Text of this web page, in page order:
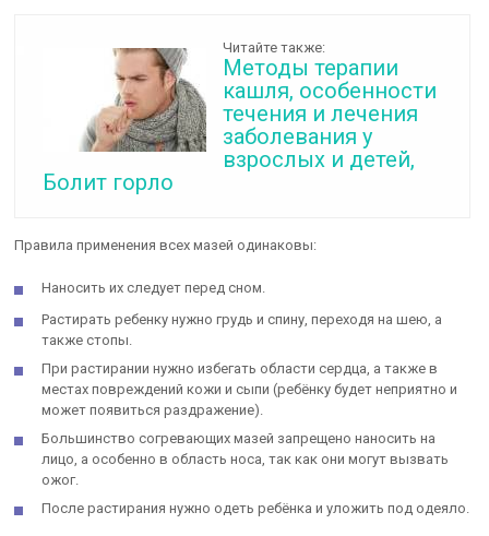
Читайте также:
Методы терапии
кашля, особенности
течения и лечения
заболевания у
взрослых и детей,
Болит горло
Правила применения всех мазей одинаковы:
Наносить их следует перед сном.
Растирать ребенку нужно грудь и спину, переходя на шею, а
также стопы.
При растирании нужно избегать области сердца, а также в
местах повреждений кожи и сыпи (ребёнку будет неприятно и
может появиться раздражение).
Большинство согревающих мазей запрещено наносить на
лицо, а особенно в область носа, так как они могут вызвать
ожог.
После растирания нужно одеть ребёнка и уложить под одеяло.